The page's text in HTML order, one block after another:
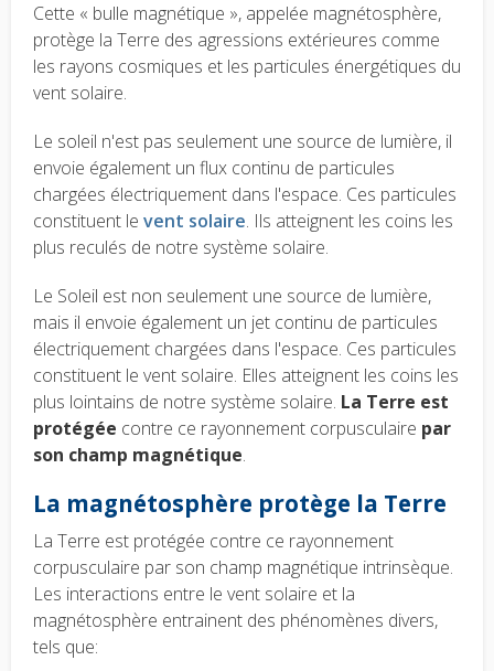
Cette « bulle magnétique », appelée magnétosphère,
protège la Terre des agressions extérieures comme
les rayons cosmiques et les particules énergétiques du
vent solaire.
Le soleil n'est pas seulement une source de lumière, il
envoie également un flux continu de particules
chargées électriquement dans l'espace. Ces particules
constituent le vent solaire. Ils atteignent les coins les
plus reculés de notre système solaire.
Le Soleil est non seulement une source de lumière,
mais il envoie également un jet continu de particules
électriquement chargées dans l'espace. Ces particules
constituent le vent solaire. Elles atteignent les coins les
plus lointains de notre système solaire. La Terre est
protégée contre ce rayonnement corpusculaire par
son champ magnétique.
La magnétosphère protège la Terre
La Terre est protégée contre ce rayonnement
corpusculaire par son champ magnétique intrinsèque.
Les interactions entre le vent solaire et la
magnétosphère entrainent des phénomènes divers,
tels que: